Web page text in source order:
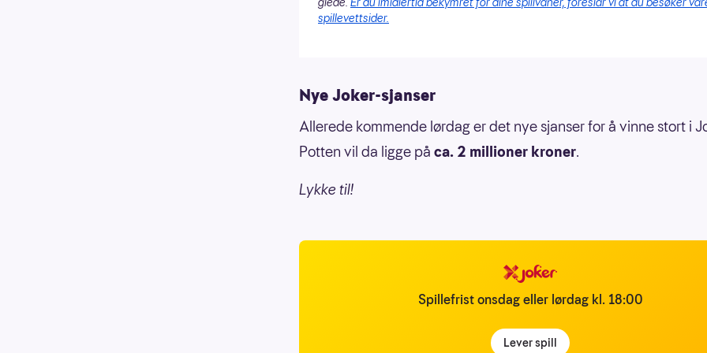
spillevettsider.
Nye Joker-sjanser
Allerede kommende lørdag er det nye sjanser for å vinne stort i
Potten vil da ligge på ca. 2 millioner kroner.
Lykke til!
Spillefrist onsdag eller lørdag kl. 18:00
Lever spill